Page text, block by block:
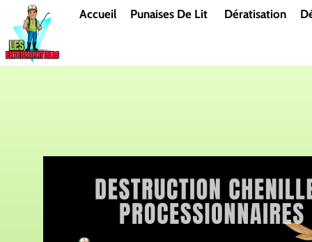
contenu
Accueil Punaises De Lit Dératisation